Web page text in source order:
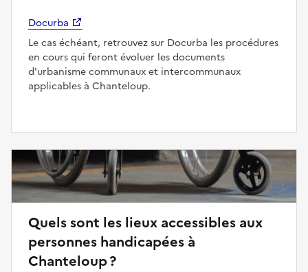
Docurba
Le cas échéant, retrouvez sur Docurba les procédures
en cours qui feront évoluer les documents
d'urbanisme communaux et intercommunaux
applicables à Chanteloup.
Quels sont les lieux accessibles aux
personnes handicapées à
Chanteloup ?